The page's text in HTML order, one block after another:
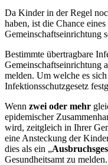
Da Kinder in der Regel
haben, ist die Chance
Gemeinschaftseinrichtung
Bestimmte übertragbare
Gemeinschaftseinrichtung
melden. Um welche es
Infektionsschutzgesetz
Wenn zwei oder mehr
epidemischer
wird, zeitgleich in Ihrer
eine Ansteckung der
dies als ein „
Gesundheitsamt zu melden.